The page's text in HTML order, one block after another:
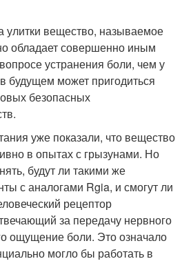
улитки вещество, называемое
обладает совершенно иным
устранения боли, чем у
будущем может пригодиться
безопасных
уже показали, что вещество
в опытах с грызунами. Но
будут ли такими же
с аналогами Rgia, и смогут ли
рецептор
за передачу нервного
ощущение боли. Это означало
могло бы работать в